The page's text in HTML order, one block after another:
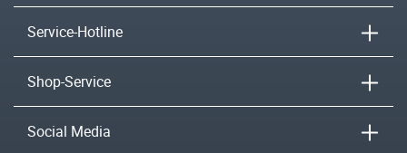
Service-Hotline
Shop-Service
Social Media